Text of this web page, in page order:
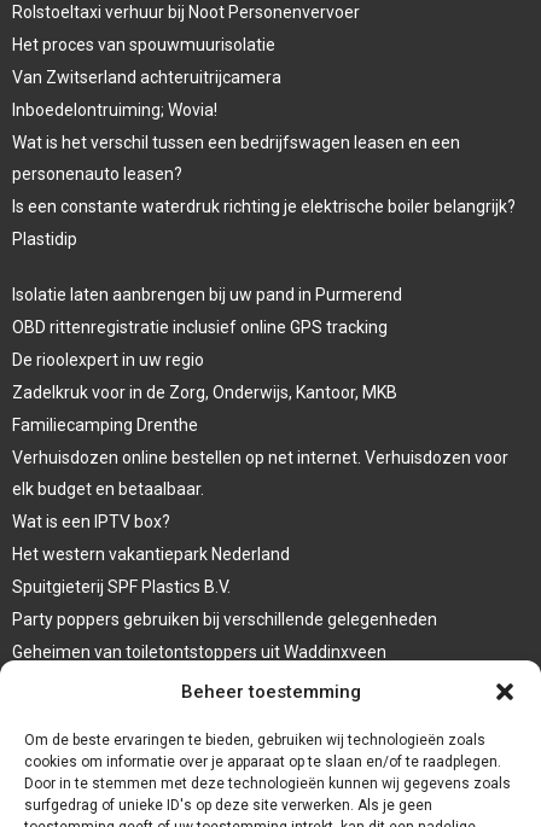
Beheer toestemming
Om de beste ervaringen te bieden, gebruiken wij technologieën zoals
cookies om informatie over je apparaat op te slaan en/of te raadplegen.
Door in te stemmen met deze technologieën kunnen wij gegevens zoals
surfgedrag of unieke ID's op deze site verwerken. Als je geen
Rolstoeltaxi verhuur bij Noot Personenvervoer
Het proces van spouwmuurisolatie
Van Zwitserland achteruitrijcamera
Inboedelontruiming; Wovia!
Wat is het verschil tussen een bedrijfswagen leasen en een
personenauto leasen?
Is een constante waterdruk richting je elektrische boiler belangrijk?
Plastidip
Isolatie laten aanbrengen bij uw pand in Purmerend
OBD rittenregistratie inclusief online GPS tracking
De rioolexpert in uw regio
Zadelkruk voor in de Zorg, Onderwijs, Kantoor, MKB
Familiecamping Drenthe
Verhuisdozen online bestellen op net internet. Verhuisdozen voor
elk budget en betaalbaar.
Wat is een IPTV box?
Het western vakantiepark Nederland
Spuitgieterij SPF Plastics B.V.
Party poppers gebruiken bij verschillende gelegenheden
Geheimen van toiletontstoppers uit Waddinxveen
Vormen van terrasaankleding